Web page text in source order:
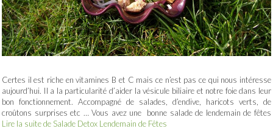
Certes il est riche en vitamines B et C mais ce n’est pas ce qui nous intéresse
aujourd’hui. Il a la particularité d’aider la vésicule biliaire et notre foie dans leur
bon fonctionnement. Accompagné de salades, d’endive, haricots verts, de
croûtons surprises etc … Vous avez une bonne salade de lendemain de fêtes
Lire la suite de Salade Detox Lendemain de Fêtes